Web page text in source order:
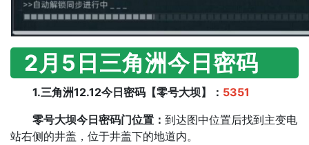
2月5日三角洲今日密码
1.三角洲12.12今日密码【零号大坝】： 5351
零号大坝今日密码门位置： 到达图中位置后找到主变电
站右侧的井盖，位于井盖下的地道内。